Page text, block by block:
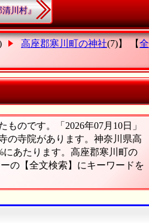
清川村』
高座郡寒川町の神社(7)】 【全
のです。「2026年07月10日」
の寺院があります。神奈川県高
にあたります。高座郡寒川町の
の【全文検索】にキーワードを